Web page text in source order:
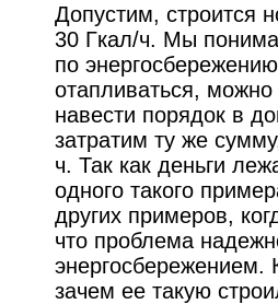
Допустим, строится
30 Гкал/ч. Мы
по
отапливаться,
навести порядок в
затратим ту же
ч. Так как деньги
одного такого
других примеров,
что проблема
энергосбережением.
зачем ее такую